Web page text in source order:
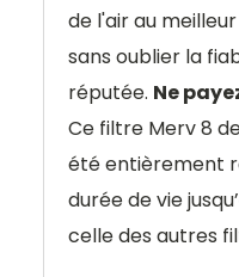
de l'air au
sans oublier la
réputée. Ne
Ce filtre Merv 8
été entièrement
durée de vie
celle des autres